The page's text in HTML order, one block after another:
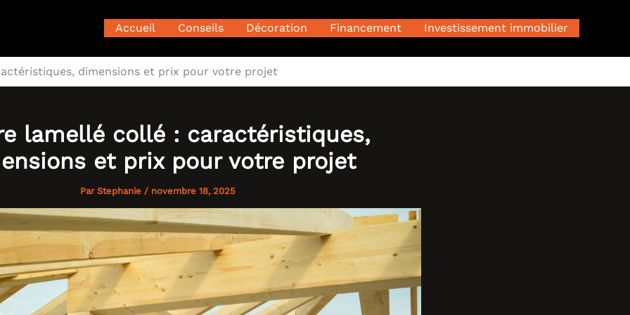
Accueil Conseils Décoration Financement Investissement immobilier
dimensions et prix pour votre projet
lamellé collé : caractéristiques,
et prix pour votre projet
Par Stephanie / novembre 18, 2025